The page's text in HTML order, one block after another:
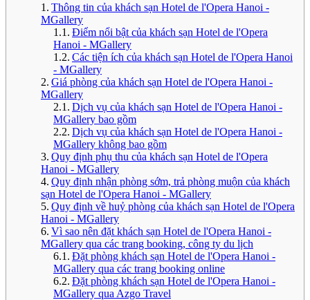
Thông tin của khách sạn Hotel de l'Opera Hanoi -
MGallery
Điểm nổi bật của khách sạn Hotel de l'Opera
Hanoi - MGallery
Các tiện ích của khách sạn Hotel de l'Opera Hanoi
- MGallery
Giá phòng của khách sạn Hotel de l'Opera Hanoi -
MGallery
Dịch vụ của khách sạn Hotel de l'Opera Hanoi -
MGallery bao gồm
Dịch vụ của khách sạn Hotel de l'Opera Hanoi -
MGallery không bao gồm
Quy định phụ thu của khách sạn Hotel de l'Opera
Hanoi - MGallery
Quy định nhận phòng sớm, trả phòng muộn của khách
sạn Hotel de l'Opera Hanoi - MGallery
Quy định về huỷ phòng của khách sạn Hotel de l'Opera
Hanoi - MGallery
Vì sao nên đặt khách sạn Hotel de l'Opera Hanoi -
MGallery qua các trang booking, công ty du lịch
Đặt phòng khách sạn Hotel de l'Opera Hanoi -
MGallery qua các trang booking online
Đặt phòng khách sạn Hotel de l'Opera Hanoi -
MGallery qua Azgo Travel